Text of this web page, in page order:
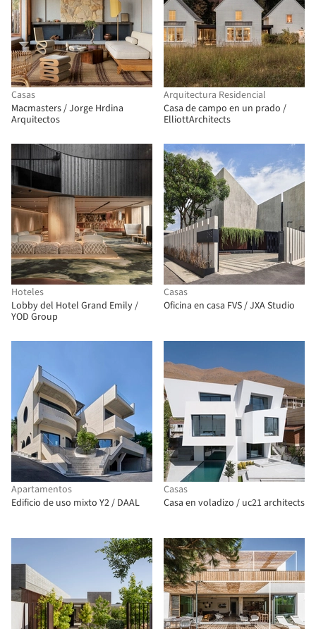
Casas
Macmasters / Jorge Hrdina
Arquitectos
Arquitectura Residencial
Casa de campo en un prado /
ElliottArchitects
Hoteles
Lobby del Hotel Grand Emily /
YOD Group
Casas
Oficina en casa FVS / JXA Studio
Apartamentos
Edificio de uso mixto Y2 / DAAL
Casas
Casa en voladizo / uc21 architects